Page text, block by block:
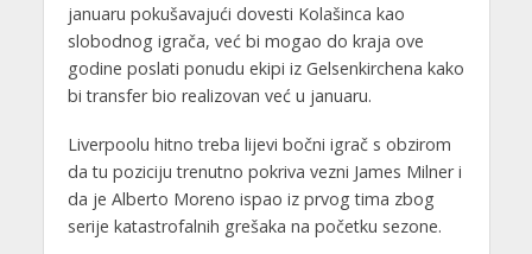
januaru pokušavajući dovesti Kolašinca kao
slobodnog igrača, već bi mogao do kraja ove
godine poslati ponudu ekipi iz Gelsenkirchena kako
bi transfer bio realizovan već u januaru.
Liverpoolu hitno treba lijevi bočni igrač s obzirom
da tu poziciju trenutno pokriva vezni James Milner i
da je Alberto Moreno ispao iz prvog tima zbog
serije katastrofalnih grešaka na početku sezone.